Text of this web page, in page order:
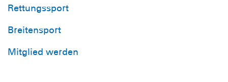
Rettungssport
Breitensport
Mitglied werden